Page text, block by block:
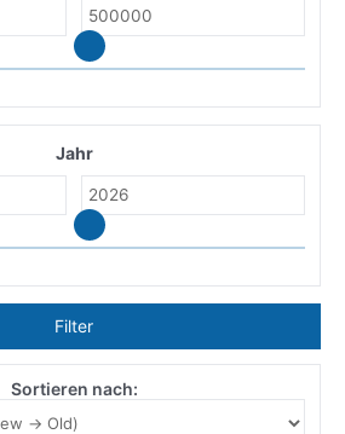
Sortieren nach:
Jahr
Filter